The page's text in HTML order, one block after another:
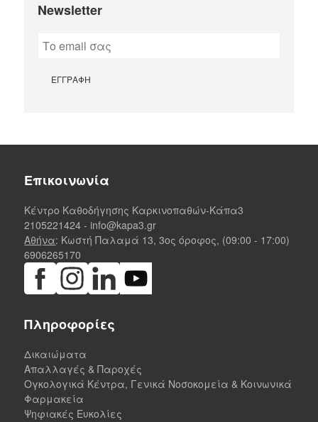
Newsletter
Επικοινωνία
Κέντρο Καθοδήγησης Καρκινοπαθών-Κάπα3
2105221424 - info@kapa3.gr
Αθήνα: Κωστή Παλαμά 13, 3ος όροφος, (09:00 - 17:00)
6906265170
Πληροφορίες
Δικαιώματα
Απαλλαγές & Παροχές
Ογκολογικά Κέντρα, Γενικά Νοσοκομεία & Κοινωνικά
Φαρμακεία
Ψηφιακές Ευκολίες